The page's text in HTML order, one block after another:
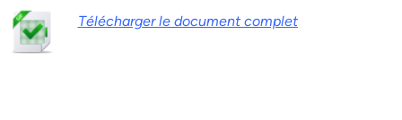
Télécharger le document complet